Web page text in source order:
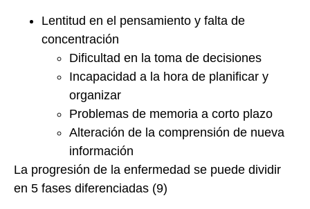
Lentitud en el pensamiento y falta de
concentración
Dificultad en la toma de decisiones
Incapacidad a la hora de planificar y
organizar
Problemas de memoria a corto plazo
Alteración de la comprensión de nueva
información
La progresión de la enfermedad se puede dividir
en 5 fases diferenciadas (9)